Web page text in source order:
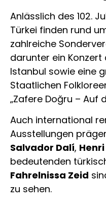
Anlässlich des 102.
Türkei finden rund
zahlreiche
darunter ein Konzert
Istanbul sowie eine
Staatlichen
„Zafere Doğru – Auf
Auch international
Ausstellungen
Salvador Dalí,
bedeutenden
Fahrelnissa Zeid
zu sehen.